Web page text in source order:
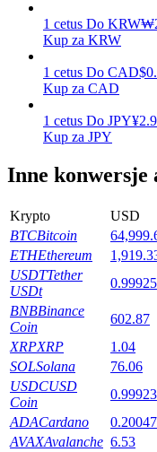
Stawianie
Wysokie zyski i
Launchpool
Elastyczne
tokenach
1 cetus Do KRW₩
Kup za KRW
1 cetus Do CAD$
Kup za CAD
1 cetus Do JPY¥
Kup za JPY
Inne konwersje
Krypto USD
BTCBitcoin
ETHEthereum
USDTTether
USDt
0.99925
BNBBinance
Coin
602.87
XRPXRP 1.04
SOLSolana 76.06
USDCUSD
Coin
0.99923
ADACardano 0.20047
AVAXAvalanche 6.53